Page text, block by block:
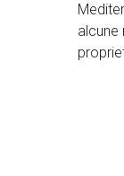
alcune